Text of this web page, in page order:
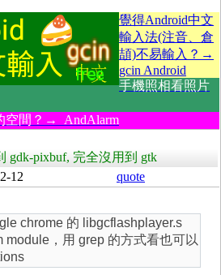
覺得Android中文
輸入法(注音、倉
頡)不易輸入？→
gcin Android
手機照相看照片
空間？→ AndAlarm
gdk-pixbuf, 完全沒用到 gtk
12 quote
chrome 的 libgcflashplayer.s
module，用 grep 的方式看也可以